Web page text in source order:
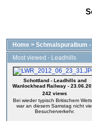
Home > Schmalspuralbum
Most viewed - Leadhills
Schottland - Leadhills and
Wanlockhead Railway -
242 views
Bei wieder typisch Britischem
war an diesem Samstag nicht
Besucherverkehr.